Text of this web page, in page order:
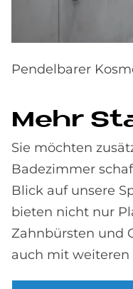
Pendelbarer
Mehr
Sie möchten
Badezimmer
Blick auf unsere
bieten nicht nur
Zahnbürsten und
auch mit weiteren